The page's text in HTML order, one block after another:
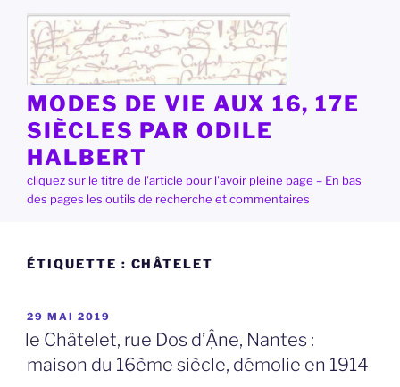
contenu
principal
MODES DE VIE AUX 16, 17E
SIÈCLES PAR ODILE
HALBERT
cliquez sur le titre de l'article pour l'avoir pleine page – En bas
des pages les outils de recherche et commentaires
ÉTIQUETTE : CHÂTELET
PUBLIÉ
LE
29 MAI 2019
le Châtelet, rue Dos d’Ậne, Nantes :
maison du 16ème siècle, démolie en 1914